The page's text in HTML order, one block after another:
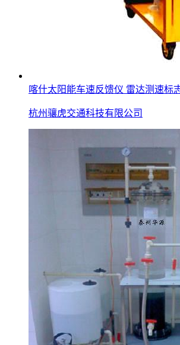
喀什太阳能车速反馈仪 雷达测速标
杭州骧虎交通科技有限公司